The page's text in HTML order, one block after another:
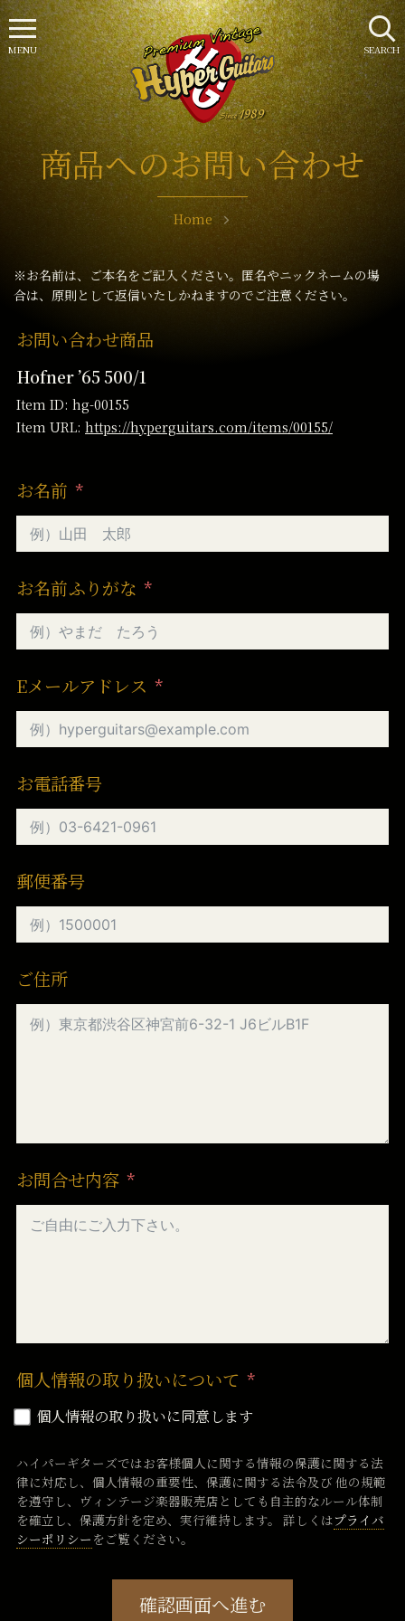
商品へのお問い合わせ
Home
※お名前は、ご本名をご記入ください。匿名やニックネームの場
合は、原則として返信いたしかねますのでご注意ください。
お問い合わせ商品
Hofner ’65 500/1
Item ID: hg-00155
Item URL: https://hyperguitars.com/items/00155/
お名前
お名前ふりがな
Eメールアドレス
お電話番号
郵便番号
ご住所
お問合せ内容
個人情報の取り扱いについて
個人情報の取り扱いに同意します
ハイパーギターズではお客様個人に関する情報の保護に関する法
律に対応し、個人情報の重要性、保護に関する法令及び 他の規範
を遵守し、ヴィンテージ楽器販売店としても自主的なルール体制
を確立し、保護方針を定め、実行維持します。 詳しくはプライバ
シーポリシー をご覧ください。
確認画面へ進む
SEARCH
MENU